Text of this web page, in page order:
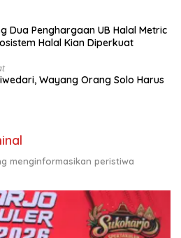
Dua Penghargaan UB Halal Metric
Halal Kian Diperkuat
Wayang Orang Solo Harus
menginformasikan peristiwa